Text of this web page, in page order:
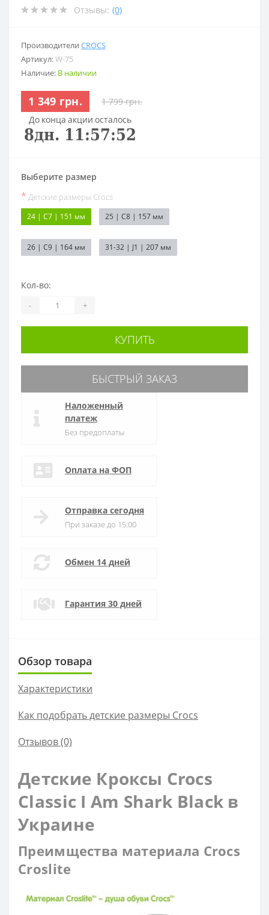
Отзывы: (0)
Производители CROCS
Артикул:W-75
Наличие: В наличии
1 349 грн.
1 799 грн.
До конца акции осталось
8дн. 11:57:52
Выберите размер
* Детские размеры Crocs
24 | C7 | 151 мм 25 | C8 | 157 мм
26 | C9 | 164 мм 31-32 | J1 | 207 мм
Кол-во:
- +
КУПИТЬ
БЫСТРЫЙ ЗАКАЗ
Наложенный
платеж
Без предоплаты
Оплата на ФОП
Отправка сегодня
При заказе до 15:00
Обмен 14 дней
Гарантия 30 дней
Обзор товара
Характеристики
Как подобрать детские размеры Crocs
Отзывов (0)
Детские Кроксы Crocs
Classic I Am Shark Black в
Украине
Преимщества материала Crocs
Croslite